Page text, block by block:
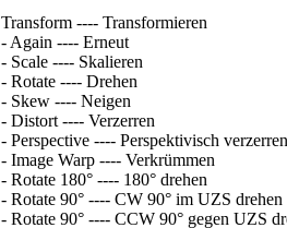
Transform ---- Transformieren
- Again ---- Erneut
- Scale ---- Skalieren
- Rotate ---- Drehen
- Skew ---- Neigen
- Distort ---- Verzerren
- Perspective ---- Perspektivisch verzerren
- Image Warp ---- Verkrümmen
- Rotate 180° ---- 180° drehen
- Rotate 90° ---- CW 90° im UZS drehen
- Rotate 90° ---- CCW 90° gegen UZS